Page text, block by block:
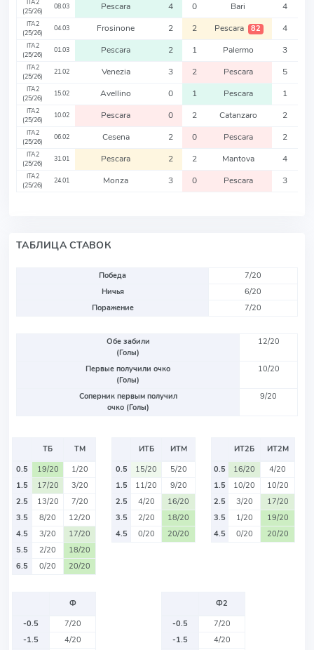
ITA2
(25/26)
08.03 Pescara 4 0 Bari 4
ITA2
(25/26)
04.03 Frosinone 2 2 Pescara 82 4
ITA2
(25/26)
01.03 Pescara 2 1 Palermo 3
ITA2
(25/26)
21.02 Venezia 3 2 Pescara 5
ITA2
(25/26)
15.02 Avellino 0 1 Pescara 1
ITA2
(25/26)
10.02 Pescara 0 2 Catanzaro 2
ITA2
(25/26)
06.02 Cesena 2 0 Pescara 2
ITA2
(25/26)
31.01 Pescara 2 2 Mantova 4
ITA2
(25/26)
24.01 Monza 3 0 Pescara 3
ТАБЛИЦА СТАВОК
Победа
7/20
Ничья
6/20
Поражение
7/20
Обе забили
(Голы)
12/20
Первые получили очко
(Голы)
10/20
Соперник первым получил
очко (Голы)
9/20
ТБ
ТМ
0.5
19/20
1/20
1.5
17/20
3/20
2.5
13/20
7/20
3.5
8/20
12/20
4.5
3/20
17/20
5.5
2/20
18/20
6.5
0/20 20/20
ИТБ
ИТМ
0.5
15/20
5/20
1.5
11/20
9/20
2.5
4/20
16/20
3.5
2/20
18/20
4.5
0/20 20/20
ИТ2Б
ИТ2М
0.5
16/20
4/20
1.5
10/20
10/20
2.5
3/20
17/20
3.5
1/20
19/20
4.5
0/20 20/20
Ф
-0.5
7/20
-1.5
4/20
Ф2
-0.5
7/20
-1.5
4/20